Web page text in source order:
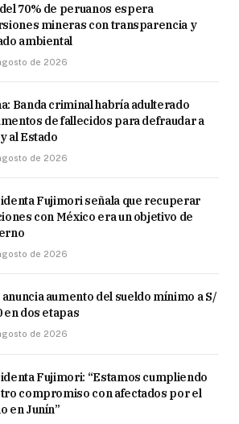
70% de peruanos espera
mineras con transparencia y
ambiental
de 2026
Banda criminal habría adulterado
de fallecidos para defraudar a
al Estado
de 2026
Fujimori señala que recuperar
con México era un objetivo de
de 2026
aumento del sueldo mínimo a S/
en dos etapas
de 2026
Fujimori: “Estamos cumpliendo
compromiso con afectados por el
en Junín”